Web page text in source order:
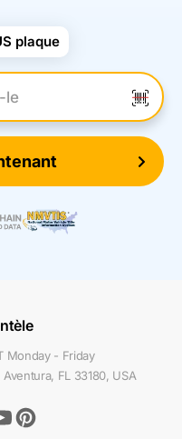
plaque
Monday - Friday
FL 33180, USA
Pinterest